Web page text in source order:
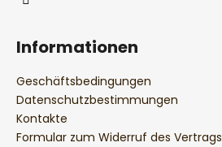
Informationen
Geschäftsbedingungen
Datenschutzbestimmungen
Kontakte
Formular zum Widerruf des Vertrags